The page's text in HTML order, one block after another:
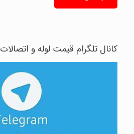
کانال تلگرام قیمت لوله و اتصالات